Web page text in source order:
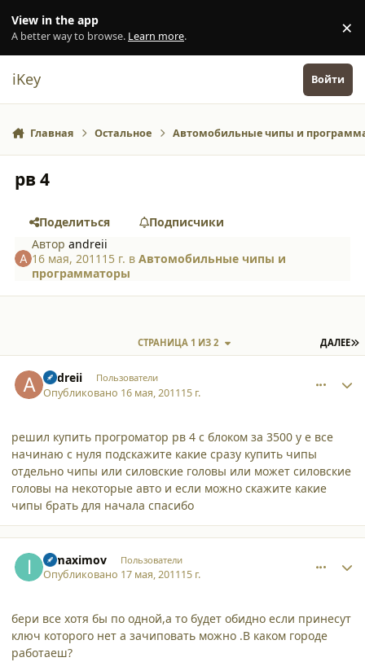
View in the app
A better way to browse. Learn more. ×
iKey Войти
Главная Остальное Автомобильные чипы и
рв 4
Поделиться
Подписчики
Авторandreii
16 мая, 2011 15 г. вАвтомобильные чипы и
программаторы
ДАЛЕЕ
СТРАНИЦА 1 ИЗ 2
andreii Пользователи
Опубликовано 16 мая, 201115 г.
решил купить прогроматор рв 4 с блоком за 3500 у е все
начинаю с нуля подскажите какие сразу купить чипы
отдельно чипы или силовские головы или может силовские
головы на некоторые авто и если можно скажите какие
чипы брать для начала спасибо
ipmaximov Пользователи
Опубликовано 17 мая, 201115 г.
бери все хотя бы по одной,а то будет обидно если принесут
ключ которого нет а зачиповать можно .В каком городе
работаеш?